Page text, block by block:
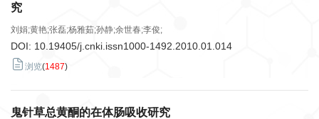
究
刘娟;黄艳;张磊;杨雅茹;孙静;余世春;李俊;
DOI: 10.19405/j.cnki.issn1000-1492.2010.01.014
浏览(1487)
鬼针草总黄酮的在体肠吸收研究